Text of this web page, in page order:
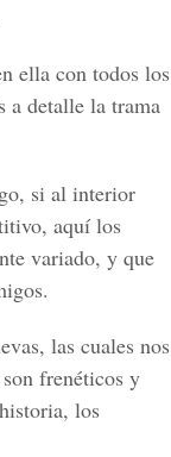
ella con todos los
a detalle la trama
si al interior
aquí los
variado, y que
las cuales nos
frenéticos y
los